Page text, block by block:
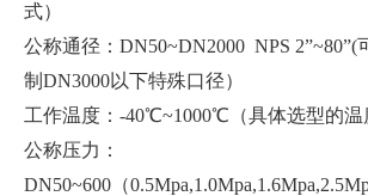
式）
公称通径：DN50~DN2000 NPS 2”~80”(
制DN3000以下特殊口径）
工作温度：-40℃~1000℃（具体选型的温
公称压力：
DN50~600（